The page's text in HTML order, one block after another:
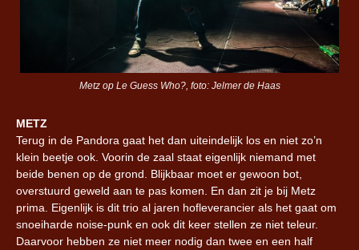
Metz op Le Guess Who?, foto: Jelmer de Haas
METZ
Terug in de Pandora gaat het dan uiteindelijk los en niet zo’n
klein beetje ook. Voorin de zaal staat eigenlijk niemand met
beide benen op de grond. Blijkbaar moet er gewoon bot,
overstuurd geweld aan te pas komen. En dan zit je bij Metz
prima. Eigenlijk is dit trio al jaren hofleverancier als het gaat om
snoeiharde noise-punk en ook dit keer stellen ze niet teleur.
Daarvoor hebben ze niet meer nodig dan twee en een half